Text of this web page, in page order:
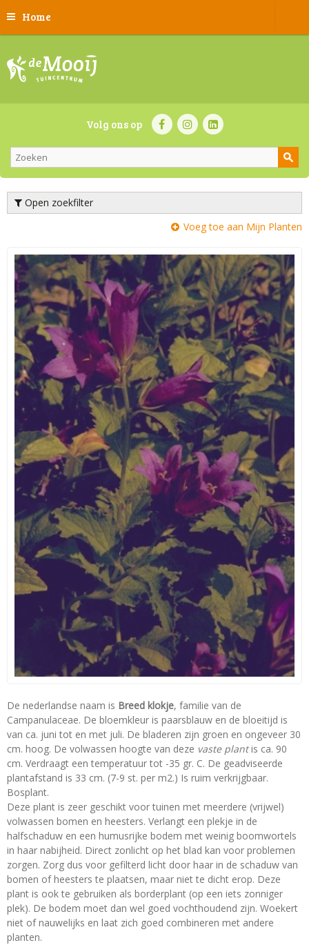
Home
Volg ons op
Open zoekfilter
Voeg toe aan Mijn Planten
De nederlandse naam is Breed klokje, familie van de
Campanulaceae. De bloemkleur is paarsblauw en de bloeitijd is
van ca. juni tot en met juli. De bladeren zijn groen en ongeveer 30
cm. hoog. De volwassen hoogte van deze vaste plantis ca. 90
cm. Verdraagt een temperatuur tot -35 gr. C. De geadviseerde
plantafstand is 33 cm. (7-9 st. per m2.) Is ruim verkrijgbaar.
Bosplant.
Deze plant is zeer geschikt voor tuinen met meerdere (vrijwel)
volwassen bomen en heesters. Verlangt een plekje in de
halfschaduw en een humusrijke bodem met weinig boomwortels
in haar nabijheid. Direct zonlicht op het blad kan voor problemen
zorgen. Zorg dus voor gefilterd licht door haar in de schaduw van
bomen of heesters te plaatsen, maar niet te dicht erop. Deze
plant is ook te gebruiken als borderplant (op een iets zonniger
plek). De bodem moet dan wel goed vochthoudend zijn. Woekert
niet of nauwelijks en laat zich goed combineren met andere
planten.